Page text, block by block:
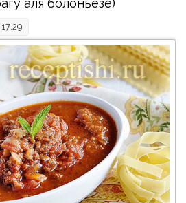
аля болоньезе)